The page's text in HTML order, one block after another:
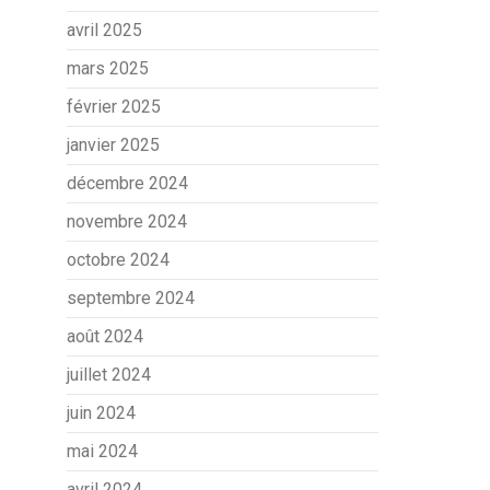
avril 2025
mars 2025
février 2025
janvier 2025
décembre 2024
novembre 2024
octobre 2024
septembre 2024
août 2024
juillet 2024
juin 2024
mai 2024